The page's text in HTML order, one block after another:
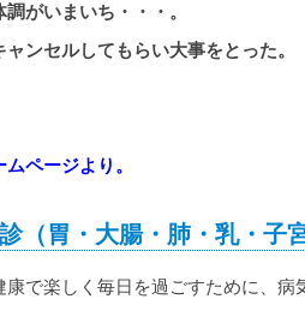
調がいまいち・・・。
ンセルしてもらい大事をとった。
ページより。
（胃・大腸・肺・乳・子
康で楽しく毎日を過ごすために、病